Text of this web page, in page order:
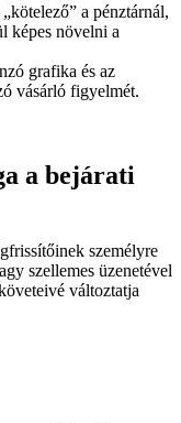
a pénztárnál,
képes növelni a
grafika és az
vásárló figyelmét.
a bejárati
személyre
szellemes üzenetével
változtatja